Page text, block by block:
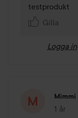
testprodukt
Gilla
Logga in
Mimmi
1 år